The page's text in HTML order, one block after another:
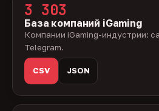
3 303
База компаний iGaming
Компании iGaming-индустрии:
Telegram.
CSV JSON